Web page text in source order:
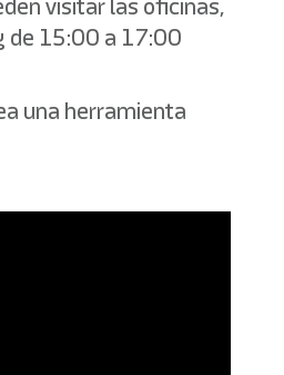
de 15:00 a 17:00
una herramienta